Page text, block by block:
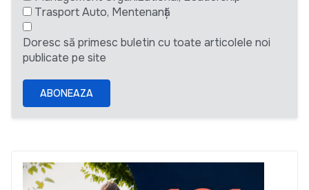
Trasport Auto, Mentenanță
Doresc să primesc buletin cu toate articolele noi
publicate pe site
ABONEAZA